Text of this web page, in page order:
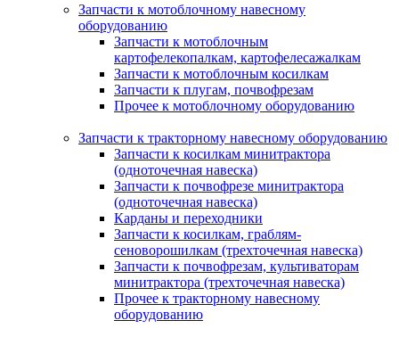
Запчасти к мотоблочному навесному
оборудованию
Запчасти к мотоблочным
картофелекопалкам, картофелесажалкам
Запчасти к мотоблочным косилкам
Запчасти к плугам, почвофрезам
Прочее к мотоблочному оборудованию
Запчасти к тракторному навесному оборудованию
Запчасти к косилкам минитрактора
(одноточечная навеска)
Запчасти к почвофрезе минитрактора
(одноточечная навеска)
Карданы и переходники
Запчасти к косилкам, граблям-
сеноворошилкам (трехточечная навеска)
Запчасти к почвофрезам, культиваторам
минитрактора (трехточечная навеска)
Прочее к тракторному навесному
оборудованию